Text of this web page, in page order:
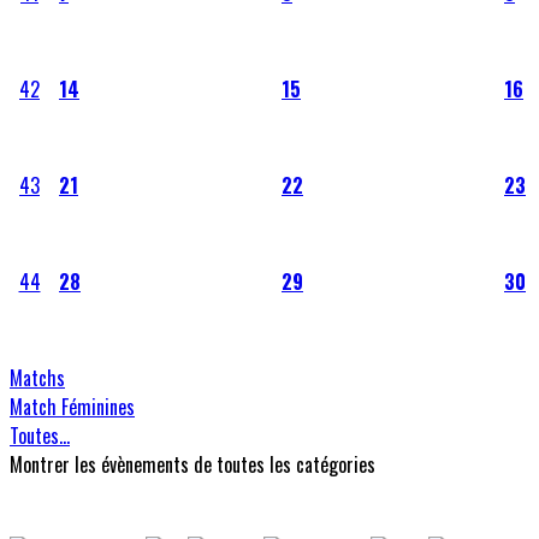
42 14 15 16
43 21 22 23
44 28 29 30
Matchs
Match Féminines
Toutes…
Montrer les évènements de toutes les catégories